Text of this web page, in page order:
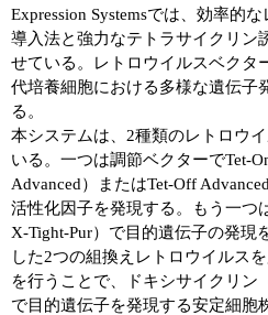
Expression Systemsでは、効率的
導入法と強力なテトラサイクリン
せている。レトロウイルスベクタ
代培養細胞における多様な遺伝子
る。
本システムは、2種類のレトロウ
いる。一つは調節ベクターでTet-
Advanced）またはTet-Off
活性化因子を発現する。もう一つ
X-Tight-Pur）で目的遺伝子の発現
した2つの組換えレトロウイルス
を行うことで、ドキシサイクリン
で目的遺伝子を発現する安定細胞